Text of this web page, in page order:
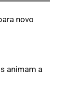
novo
animam a